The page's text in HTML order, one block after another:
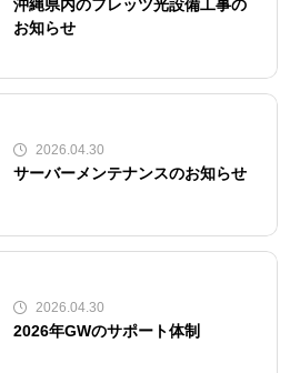
沖縄県内のフレッツ光設備工事の
お知らせ
2026.04.30
サーバーメンテナンスのお知らせ
2026.04.30
2026年GWのサポート体制